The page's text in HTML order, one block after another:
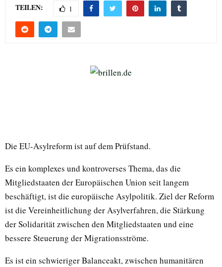
TEILEN: 1
Die EU-Asylreform ist auf dem Prüfstand.
Es ein komplexes und kontroverses Thema, das die
Mitgliedstaaten der Europäischen Union seit langem
beschäftigt, ist die europäische Asylpolitik. Ziel der Reform
ist die Vereinheitlichung der Asylverfahren, die Stärkung
der Solidarität zwischen den Mitgliedstaaten und eine
bessere Steuerung der Migrationsströme.
Es ist ein schwieriger Balanceakt, zwischen humanitären